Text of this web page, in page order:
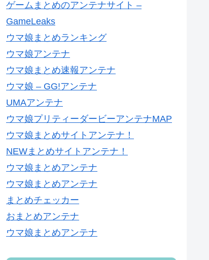
ゲームまとめのアンテナサイト –
GameLeaks
ウマ娘まとめランキング
ウマ娘アンテナ
ウマ娘まとめ速報アンテナ
ウマ娘 – GG!アンテナ
UMAアンテナ
ウマ娘プリティーダービーアンテナMAP
ウマ娘まとめサイトアンテナ！
NEWまとめサイトアンテナ！
ウマ娘まとめアンテナ
ウマ娘まとめアンテナ
まとめチェッカー
おまとめアンテナ
ウマ娘まとめアンテナ